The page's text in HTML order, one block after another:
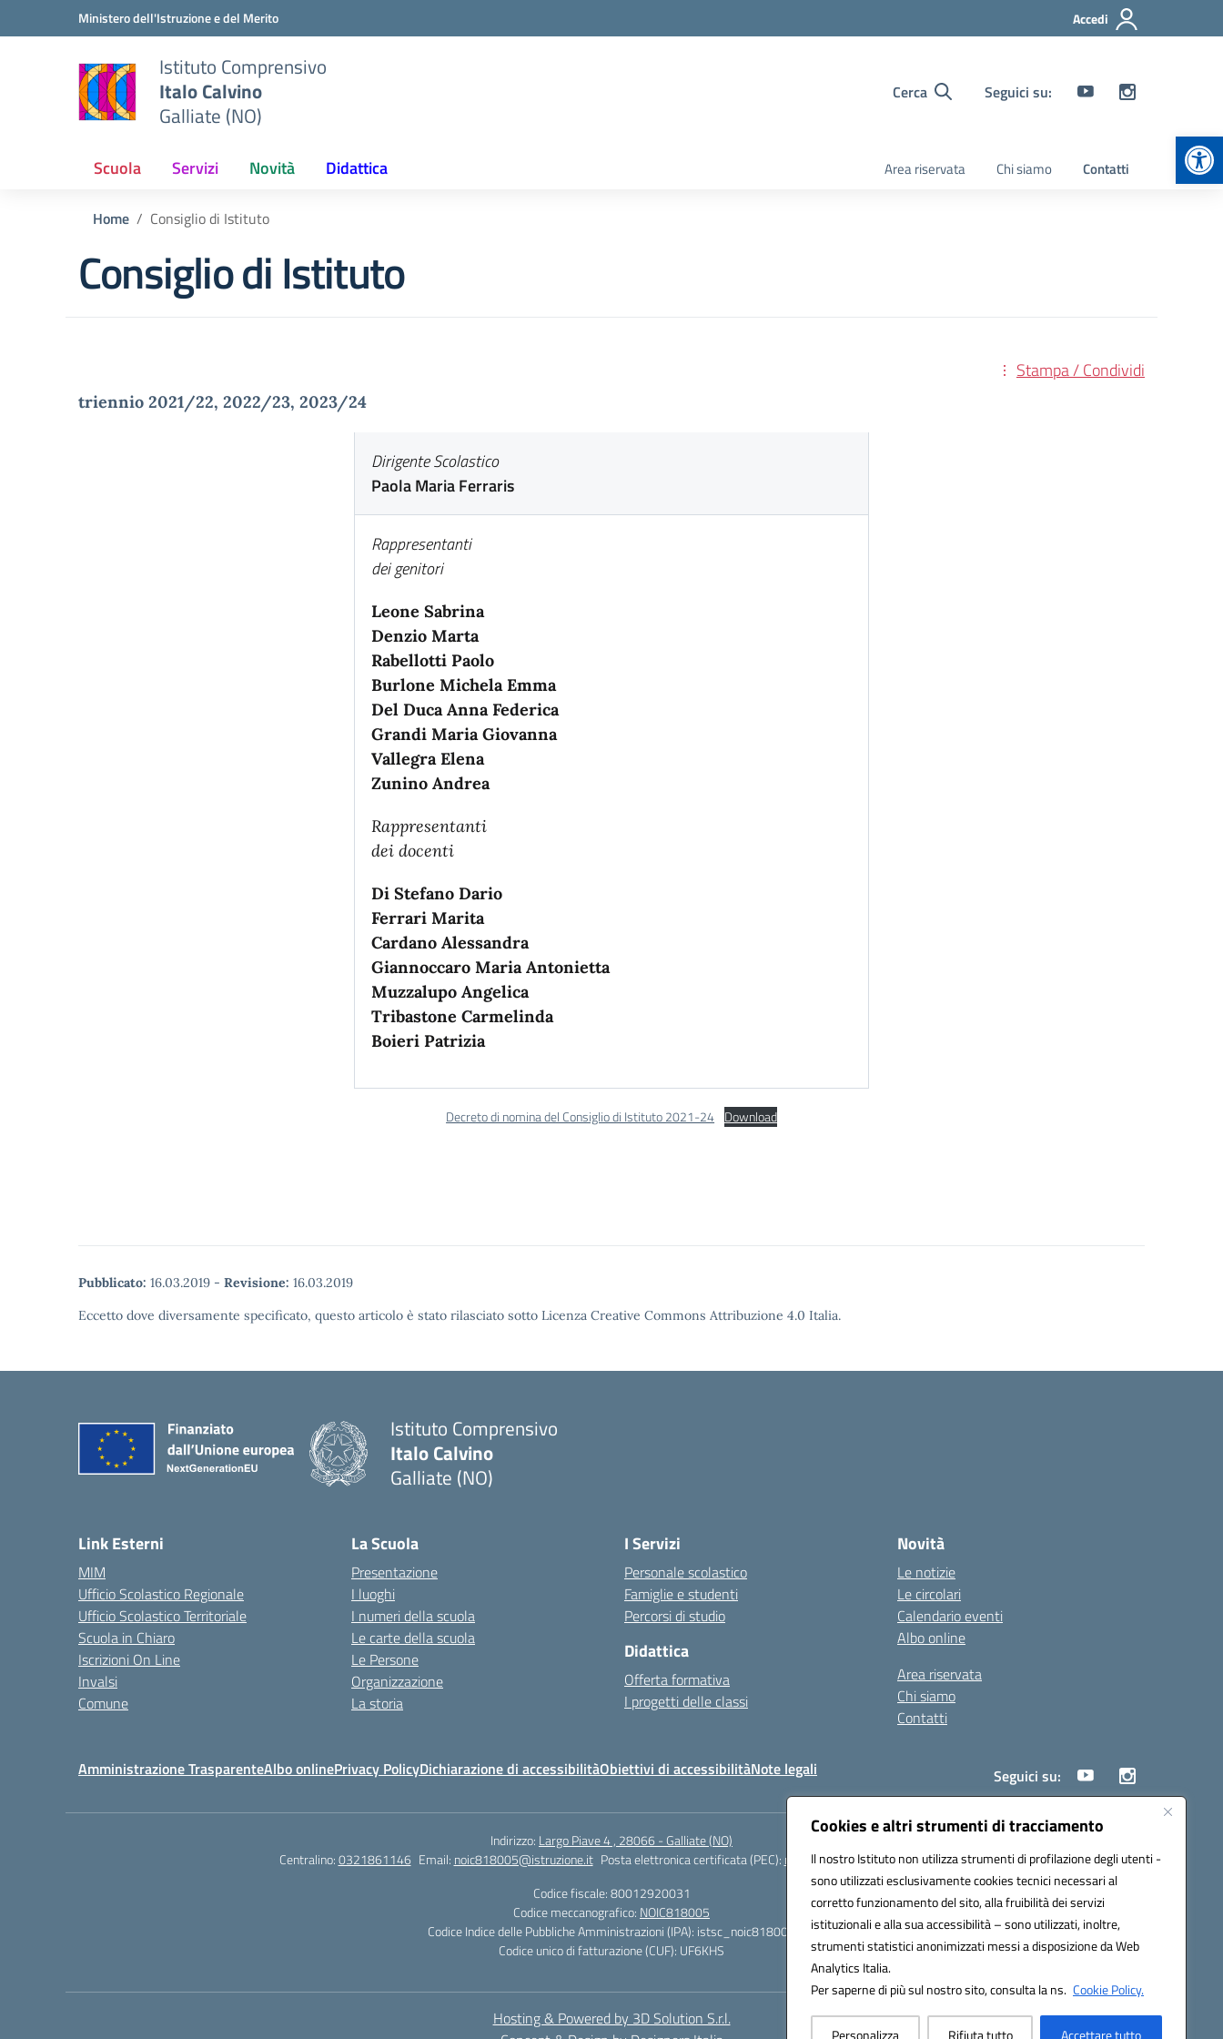
Cookies e altri strumenti di tracciamento
Il nostro Istituto non utilizza strumenti di profilazione degli utenti -
sono utilizzati esclusivamente cookies tecnici necessari al
corretto funzionamento del sito, alla fruibilità dei servizi
istituzionali e alla sua accessibilità – sono utilizzati, inoltre,
strumenti statistici anonimizzati messi a disposizione da Web
Analytics Italia.
Per saperne di più sul nostro sito, consulta la ns. Cookie Policy.
Personalizza Rifiuta tutto Accettare tutto
Vai ai contenuti
Vai al menu di navigazioneMinistero dell'Istruzione e del Merito Accedi
Istituto Comprensivo
Italo Calvino
Galliate (NO)
Cerca Seguici su:
Scuola Servizi Novità Didattica Area riservata Chi siamo Contatti
Home Consiglio di Istituto
Consiglio di Istituto
Stampa / Condividi
triennio 2021/22, 2022/23, 2023/24
Dirigente Scolastico
Paola Maria Ferraris
Rappresentanti
dei genitori
Leone Sabrina
Denzio Marta
Rabellotti Paolo
Burlone Michela Emma
Del Duca Anna Federica
Grandi Maria Giovanna
Vallegra Elena
Zunino Andrea
Rappresentanti
dei docenti
Di Stefano Dario
Ferrari Marita
Cardano Alessandra
Giannoccaro Maria Antonietta
Muzzalupo Angelica
Tribastone Carmelinda
Boieri Patrizia
Decreto di nomina del Consiglio di Istituto 2021-24 Download
Pubblicato: 16.03.2019 - Revisione: 16.03.2019
Eccetto dove diversamente specificato, questo articolo è stato rilasciato sotto Licenza Creative Commons Attribuzione 4.0 Italia.
Istituto Comprensivo
Italo Calvino
Galliate (NO)
Link Esterni
MIM
Ufficio Scolastico Regionale
Ufficio Scolastico Territoriale
Scuola in Chiaro
Iscrizioni On Line
Invalsi
Comune
La Scuola
Presentazione
I luoghi
I numeri della scuola
Le carte della scuola
Le Persone
Organizzazione
La storia
I Servizi
Personale scolastico
Famiglie e studenti
Percorsi di studio
Didattica
Offerta formativa
I progetti delle classi
Novità
Le notizie
Le circolari
Calendario eventi
Albo online
Area riservata
Chi siamo
Contatti
Amministrazione TrasparenteAlbo onlinePrivacy PolicyDichiarazione di accessibilitàObiettivi di accessibilitàNote legali Seguici su:
Indirizzo: Largo Piave 4 , 28066 - Galliate (NO)
Centralino:0321861146 Email: noic818005@istruzione.it Posta elettronica certificata (PEC): noic818005@pec.istruzione.it
Codice fiscale: 80012920031
Codice meccanografico: NOIC818005
Codice Indice delle Pubbliche Amministrazioni (IPA): istsc_noic818005
Codice unico di fatturazione (CUF): UF6KHS
Hosting & Powered by 3D Solution S.r.l.